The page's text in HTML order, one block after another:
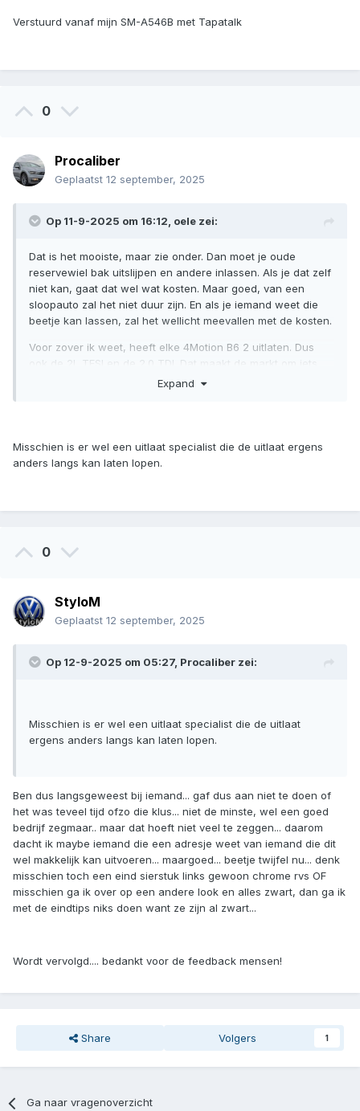
Verstuurd vanaf mijn SM-A546B met Tapatalk
0
Procaliber
Geplaatst 12 september, 2025
Op 11-9-2025 om 16:12, oele zei:
Dat is het mooiste, maar zie onder. Dan moet je oude
reservewiel bak uitslijpen en andere inlassen. Als je dat zelf
niet kan, gaat dat wel wat kosten. Maar goed, van een
sloopauto zal het niet duur zijn. En als je iemand weet die
beetje kan lassen, zal het wellicht meevallen met de kosten.
Voor zover ik weet, heeft elke 4Motion B6 2 uitlaten. Dus
ook de 2L TFSI en de 2.0 TDI. Dat maakt de markt om iets
gebruikt te vinden wat ruimer.
Expand
Misschien is er wel een uitlaat specialist die de uitlaat ergens
anders langs kan laten lopen.
0
StyloM
Geplaatst 12 september, 2025
Op 12-9-2025 om 05:27, Procaliber zei:
Misschien is er wel een uitlaat specialist die de uitlaat
ergens anders langs kan laten lopen.
Ben dus langsgeweest bij iemand... gaf dus aan niet te doen of
het was teveel tijd ofzo die klus... niet de minste, wel een goed
bedrijf zegmaar.. maar dat hoeft niet veel te zeggen... daarom
dacht ik maybe iemand die een adresje weet van iemand die dit
wel makkelijk kan uitvoeren... maargoed... beetje twijfel nu... denk
misschien toch een eind sierstuk links gewoon chrome rvs OF
misschien ga ik over op een andere look en alles zwart, dan ga ik
met de eindtips niks doen want ze zijn al zwart...
Wordt vervolgd.... bedankt voor de feedback mensen!
Share Volgers 1
Ga naar vragenoverzicht